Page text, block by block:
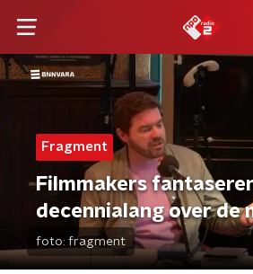
Fragment
Filmmakers
decennialang over de
foto: fragment